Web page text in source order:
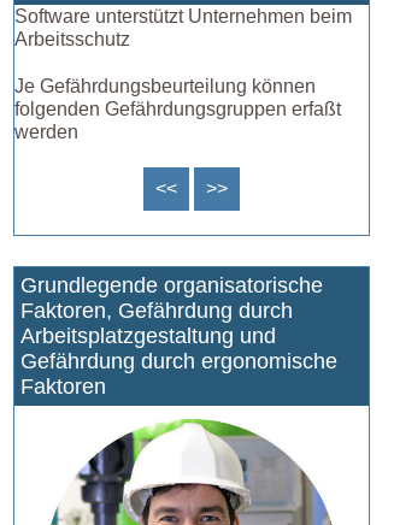
Software unterstützt Unternehmen beim
Arbeitsschutz
Je Gefährdungsbeurteilung können
folgenden Gefährdungsgruppen erfaßt
werden
<< >>
Grundlegende organisatorische
Faktoren, Gefährdung durch
Arbeitsplatzgestaltung und
Gefährdung durch ergonomische
Faktoren